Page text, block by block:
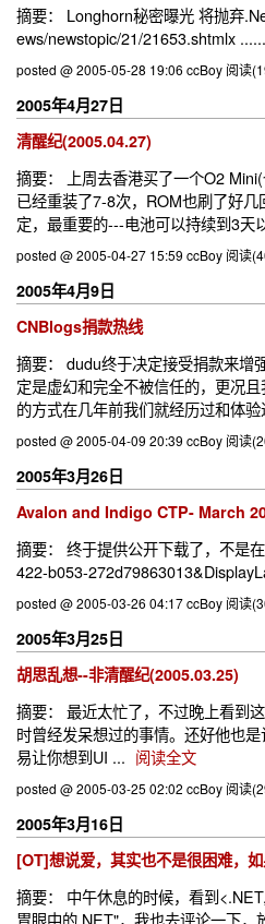
摘要： Longhorn秘密曝光 将抛弃
ews/newstopic/21/21653.shtmlx
posted @ 2005-05-28 19:06 ccBoy 阅读
2005年4月27日
清醒纪(2005.04.27)
摘要： 上周去香港买了一个O2
已经重装了7-8次，ROM也刷了好
定，最重要的---电池可以持续到3天
posted @ 2005-04-27 15:59 ccBoy 阅读
2005年4月9日
CNBlogs捐款热线
摘要： dudu终于决定接受捐款来增
定是虚幻和完全不被信任的，更况
的方式在几年前我们就经历过和体
posted @ 2005-04-09 20:39 ccBoy 阅读
2005年3月26日
Avalon and Indigo CTP- March
摘要： 终于提供公开下载了，不是
422-b053-
posted @ 2005-03-26 04:17 ccBoy 阅读
2005年3月25日
胡思乱想--非清醒纪(2005.03.25)
摘要： 最近太忙了，不过晚上看到
时曾经发呆想过的事情。还好他也
易让你想到UI ... 阅读全文
posted @ 2005-03-25 02:02 ccBoy 阅读
2005年3月16日
[OT]想说爱，其实也不是很困难，
摘要： 中午休息的时候，看到
胃眼中的.NET"，我也去评论一下，